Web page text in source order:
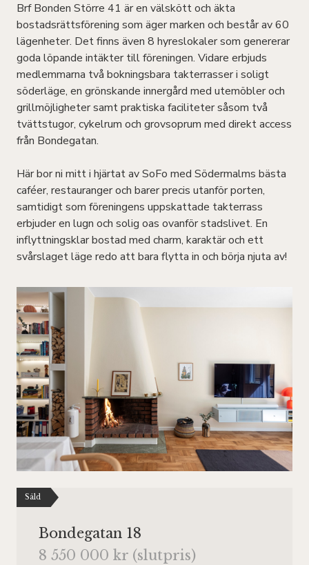
Brf Bonden Större 41 är en välskött och äkta
bostadsrättsförening som äger marken och består av 60
lägenheter. Det finns även 8 hyreslokaler som genererar
goda löpande intäkter till föreningen. Vidare erbjuds
medlemmarna två bokningsbara takterrasser i soligt
söderläge, en grönskande innergård med utemöbler och
grillmöjligheter samt praktiska faciliteter såsom två
tvättstugor, cykelrum och grovsoprum med direkt access
från Bondegatan.
Här bor ni mitt i hjärtat av SoFo med Södermalms bästa
caféer, restauranger och barer precis utanför porten,
samtidigt som föreningens uppskattade takterrass
erbjuder en lugn och solig oas ovanför stadslivet. En
inflyttningsklar bostad med charm, karaktär och ett
svårslaget läge redo att bara flytta in och börja njuta av!
Såld
Bondegatan 18
8 550 000 kr (slutpris)